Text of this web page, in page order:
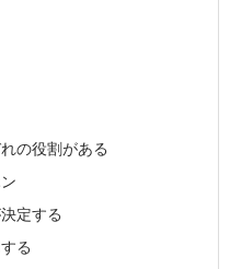
の役割がある
定する
る